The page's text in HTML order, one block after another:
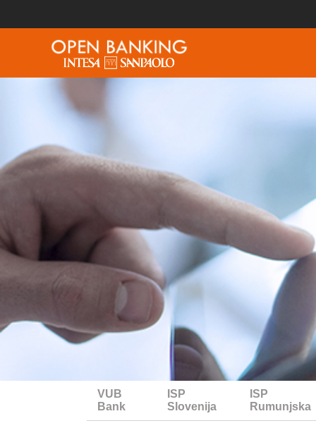
VUB
Bank
ISP
Slovenija
ISP
Rumunjska